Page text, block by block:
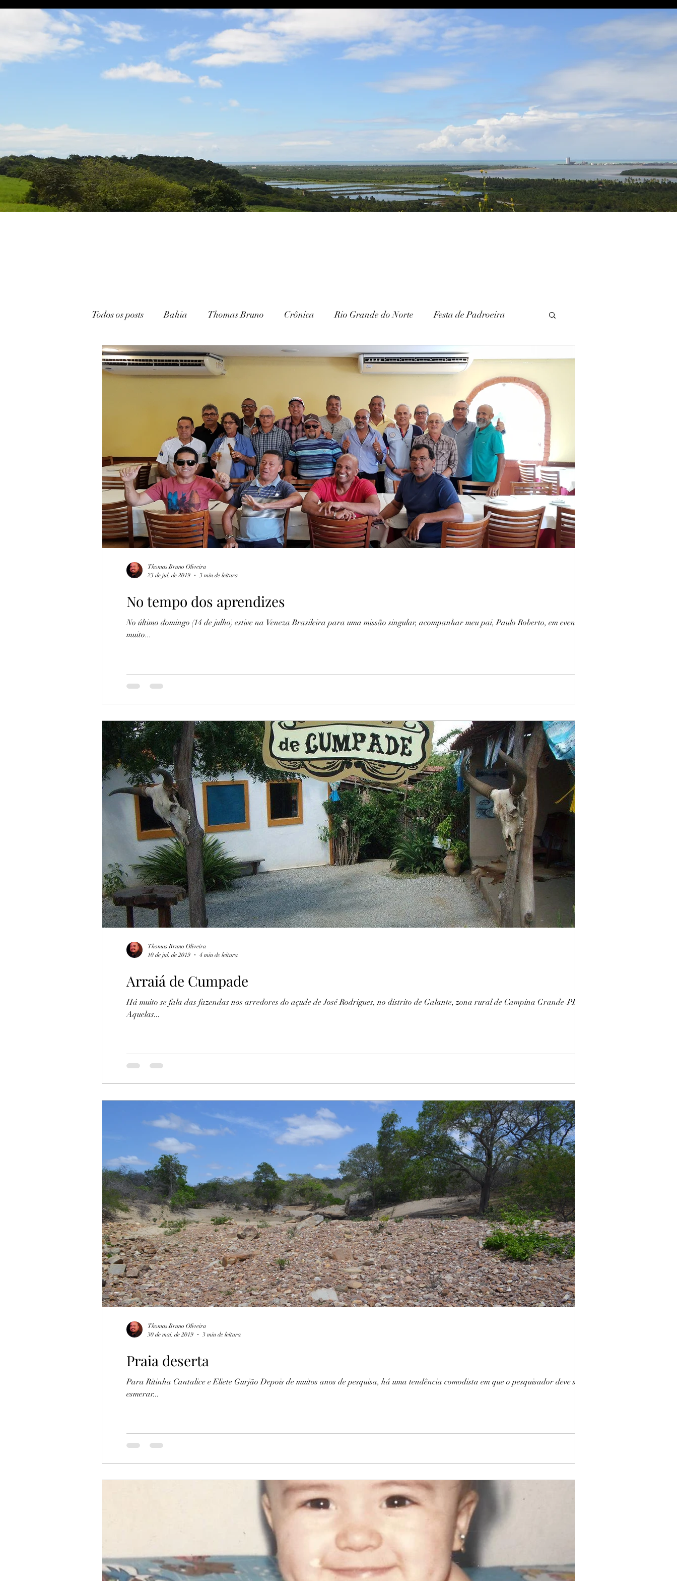
Todos os posts Bahia Thomas Bruno Crônica Rio Grande do Norte Festa de Padroeira
João Pessoa Livraria Paraíba Patrimônio Histórico Patrimônio Natural
Cariri Serra Branca
Campina Grande Rádio Escavações Arqueologia Galante Festa Junina
Turismo Rural Botija Lendas Fotografia Marinha Recife
No tempo dos aprendizes
No último domingo (14 de julho) estive na Veneza Brasileira para uma missão singular, acompanhar meu pai, Paulo Roberto, em evento
muito...
Thomas Bruno Oliveira
23 de jul. de 2019
3 min de leitura
Arraiá de Cumpade
Há muito se fala das fazendas nos arredores do açude de José Rodrigues, no distrito de Galante, zona rural de Campina Grande-PB.
Aquelas...
Thomas Bruno Oliveira
10 de jul. de 2019
4 min de leitura
Praia deserta
Para Ritinha Cantalice e Eliete Gurjão Depois de muitos anos de pesquisa, há uma tendência comodista em que o pesquisador deve se
esmerar...
Thomas Bruno Oliveira
30 de mai. de 2019
3 min de leitura